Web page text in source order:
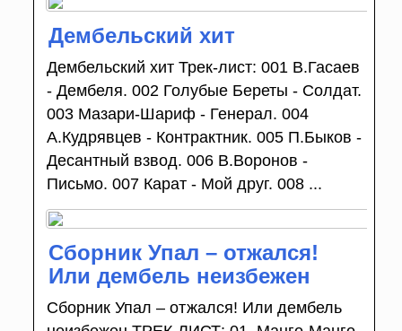
Дембельский хит
Дембельский хит Трек-лист: 001 В.Гасаев
- Дембеля. 002 Голубые Береты - Солдат.
003 Мазари-Шариф - Генерал. 004
А.Кудрявцев - Контрактник. 005 П.Быков -
Десантный взвод. 006 В.Воронов -
Письмо. 007 Карат - Мой друг. 008 ...
Сборник Упал – отжался!
Или дембель неизбежен
Сборник Упал – отжался! Или дембель